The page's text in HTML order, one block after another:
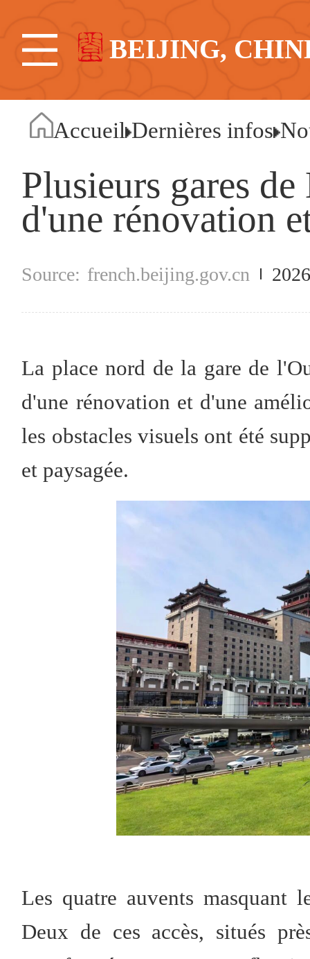
BEIJING,
Accueil Dernières infos
Plusieurs gares
d'une rénovation
french.beijing.gov.cn
La place nord de la gare de
d'une rénovation et d'une
les obstacles visuels ont été
et paysagée.
Les quatre auvents masquant
Deux de ces accès, situés